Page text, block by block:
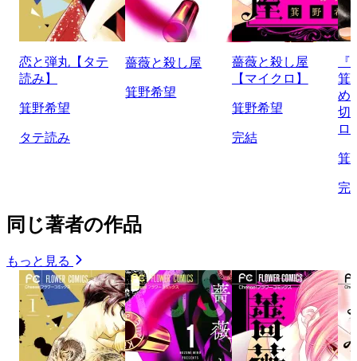
恋と弾丸【タテ
読み】
箕野希望
タテ読み
薔薇と殺し屋
箕野希望
薔薇と殺し屋
【マイクロ】
箕野希望
完結
箕
め
切
ロ
箕
完
同じ著者の作品
もっと見る